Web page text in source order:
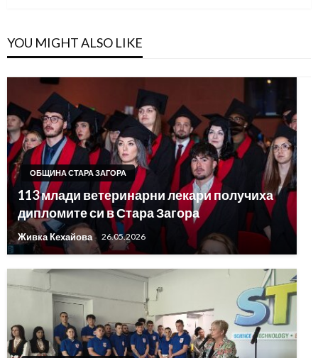
YOU MIGHT ALSO LIKE
ОБЩИНА СТАРА ЗАГОРА
113 млади ветеринарни лекари получиха
дипломите си в Стара Загора
Живка Кехайова 26.05.2026